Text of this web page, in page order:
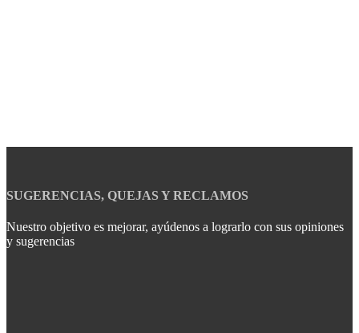
SUGERENCIAS, QUEJAS Y RECLAMOS
Nuestro objetivo es mejorar, ayúdenos a lograrlo con sus opiniones
y sugerencias